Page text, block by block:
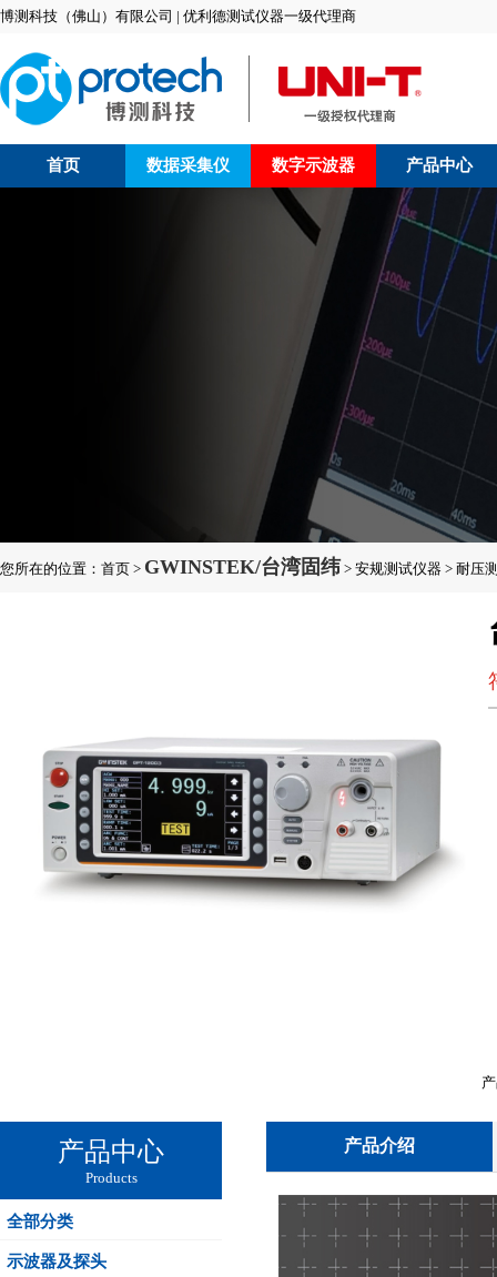
博测科技（佛山）有限公司 | 优利德测试仪器一级代理商
首页 数据采集仪 数字示波器 产品中心
您所在的位置： 首页 > GWINSTEK/台湾固纬 > 安规测试仪器 > 耐压
产品中心
Products
全部分类
示波器及探头
产品介绍